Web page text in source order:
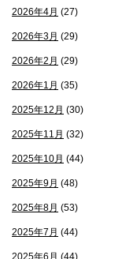
2026年4月 (27)
2026年3月 (29)
2026年2月 (29)
2026年1月 (35)
2025年12月 (30)
2025年11月 (32)
2025年10月 (44)
2025年9月 (48)
2025年8月 (53)
2025年7月 (44)
2025年6月 (44)